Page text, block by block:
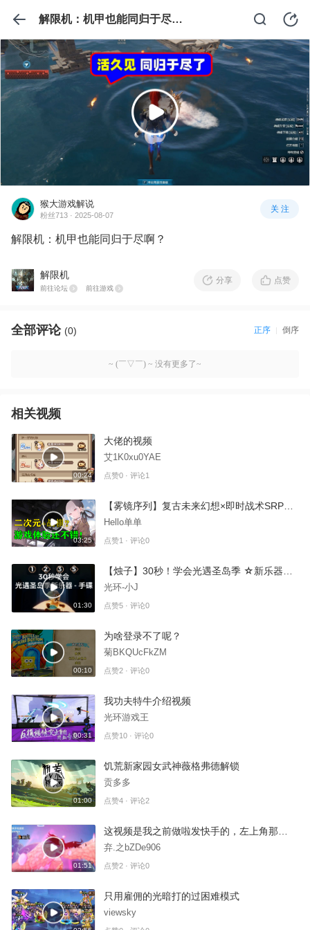
解限机：机甲也能同归于尽啊？
猴大游戏解说
粉丝713 · 2025-08-07
关 注
解限机：机甲也能同归于尽啊？
解限机
前往论坛 前往游戏
分享 点赞
全部评论 (0) 正序 倒序
~ (￣▽￣) ~ 没有更多了~
相关视频
00:24
大佬的视频
艾1K0xu0YAE
点赞0 · 评论1
03:25
Hello单单
点赞1 · 评论0
01:30
光环-小J
点赞5 · 评论0
00:10
为啥登录不了呢？
菊BKQUcFkZM
点赞2 · 评论0
00:31
我功夫特牛介绍视频
光环游戏王
点赞10 · 评论0
01:00
饥荒新家园女武神薇格弗德解锁
贡多多
点赞4 · 评论2
01:51
弃.之bZDe906
点赞2 · 评论0
只用雇佣的光暗打的过困难模式
viewsky